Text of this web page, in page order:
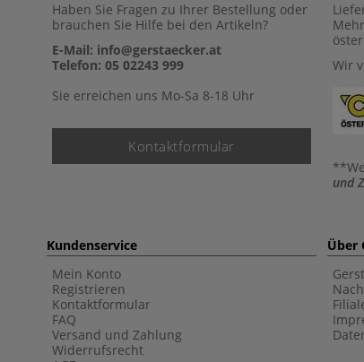
Haben Sie Fragen zu Ihrer Bestellung oder
brauchen Sie Hilfe bei den Artikeln?
E-Mail: info@gerstaecker.at
Telefon: 05 02243 999
Sie erreichen uns Mo-Sa 8-18 Uhr
Kontaktformular
Wir
und
Kundenservice
Mein Konto
Registrieren
Kontaktformular
FAQ
Versand und Zahlung
Widerrufsrecht
Über